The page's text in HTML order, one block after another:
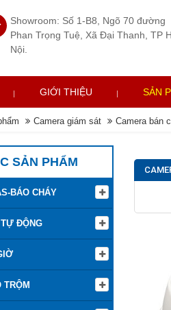
Showroom: Số 1-B8, Ngõ 70 đường
Phan Trọng Tuệ, Xã Đại Thanh, TP
Nội.
GIỚI THIỆU SẢN
Camera giám sát Camera bán
SẢN PHẨM
BÁO CHÁY
ĐỘNG
TRỘM